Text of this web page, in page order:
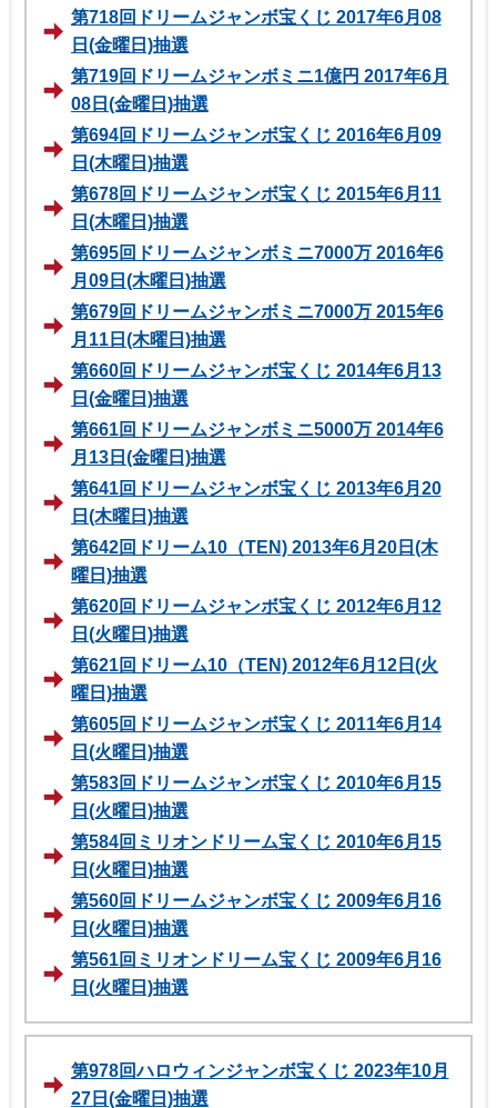
第718回ドリームジャンボ宝くじ 2017年6月08
日(金曜日)抽選
第719回ドリームジャンボミニ1億円 2017年6月
08日(金曜日)抽選
第694回ドリームジャンボ宝くじ 2016年6月09
日(木曜日)抽選
第678回ドリームジャンボ宝くじ 2015年6月11
日(木曜日)抽選
第695回ドリームジャンボミニ7000万 2016年6
月09日(木曜日)抽選
第679回ドリームジャンボミニ7000万 2015年6
月11日(木曜日)抽選
第660回ドリームジャンボ宝くじ 2014年6月13
日(金曜日)抽選
第661回ドリームジャンボミニ5000万 2014年6
月13日(金曜日)抽選
第641回ドリームジャンボ宝くじ 2013年6月20
日(木曜日)抽選
第642回ドリーム10（TEN) 2013年6月20日(木
曜日)抽選
第620回ドリームジャンボ宝くじ 2012年6月12
日(火曜日)抽選
第621回ドリーム10（TEN) 2012年6月12日(火
曜日)抽選
第605回ドリームジャンボ宝くじ 2011年6月14
日(火曜日)抽選
第583回ドリームジャンボ宝くじ 2010年6月15
日(火曜日)抽選
第584回ミリオンドリーム宝くじ 2010年6月15
日(火曜日)抽選
第560回ドリームジャンボ宝くじ 2009年6月16
日(火曜日)抽選
第561回ミリオンドリーム宝くじ 2009年6月16
日(火曜日)抽選
第978回ハロウィンジャンボ宝くじ 2023年10月
27日(金曜日)抽選